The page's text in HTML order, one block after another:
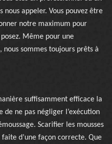
appeler. Vous pouvez être
notre maximum pour
Même pour une
sommes toujours prêts à
suffisamment efficace la
de ne pas négliger l’exécution
Scarifier les mousses
d’une façon correcte. Que